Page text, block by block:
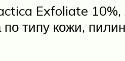
Exfoliate
типу кожи,